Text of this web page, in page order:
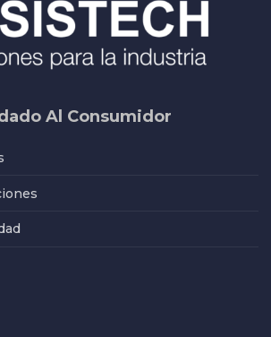
Al Consumidor